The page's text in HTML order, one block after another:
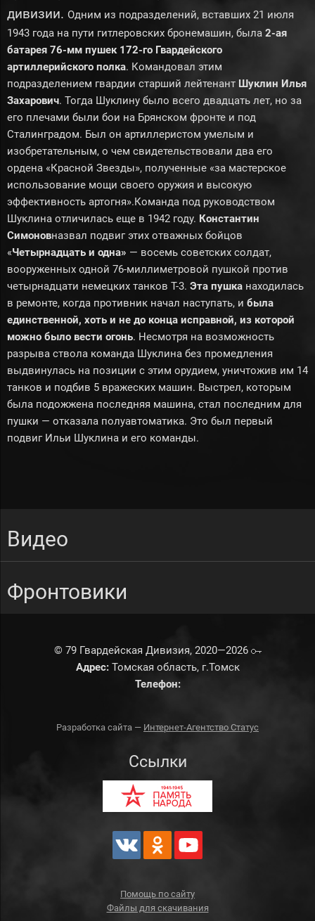
дивизии. Одним из подразделений, вставших 21 июля
1943 года на пути гитлеровских бронемашин, была 2-ая
батарея 76-мм пушек 172-го Гвардейского
артиллерийского полка. Командовал этим
подразделением гвардии старший лейтенант Шуклин Илья
Захарович. Тогда Шуклину было всего двадцать лет, но за
его плечами были бои на Брянском фронте и под
Сталинградом. Был он артиллеристом умелым и
изобретательным, о чем свидетельствовали два его
ордена «Красной Звезды», полученные «за мастерское
использование мощи своего оружия и высокую
эффективность артогня».Команда под руководством
Шуклина отличилась еще в 1942 году. Константин
Симоновназвал подвиг этих отважных бойцов
«Четырнадцать и одна» — восемь советских солдат,
вооруженных одной 76-миллиметровой пушкой против
четырнадцати немецких танков Т-3. Эта пушка находилась
в ремонте, когда противник начал наступать, и была
единственной, хоть и не до конца исправной, из которой
можно было вести огонь. Несмотря на возможность
разрыва ствола команда Шуклина без промедления
выдвинулась на позиции с этим орудием, уничтожив им 14
танков и подбив 5 вражеских машин. Выстрел, которым
была подожжена последняя машина, стал последним для
пушки — отказала полуавтоматика. Это был первый
подвиг Ильи Шуклина и его команды.
Видео
Фронтовики
© 79 Гвардейская Дивизия, 2020—2026
Адрес:Томская область, г.Томск
Телефон:
Разработка сайта — Интернет-Агентство Статус
Ссылки
Помощь по сайту
Файлы для скачивания